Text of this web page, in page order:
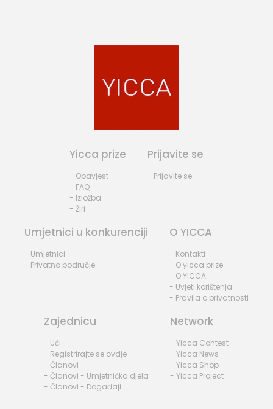
Yicca prize
- Obavjest
- FAQ
- Izložba
- Žiri
Prijavite se
- Prijavite se
Umjetnici u konkurenciji
- Umjetnici
- Privatno područje
O YICCA
- Kontakti
- O yicca prize
- O YICCA
- Uvjeti korištenja
- Pravila o privatnosti
Zajednicu
- Ući
- Registrirajte se ovdje
- Članovi
- Članovi - Umjetnička djela
- Članovi - Događaji
Network
- Yicca Contest
- Yicca News
- Yicca Shop
- Yicca Project